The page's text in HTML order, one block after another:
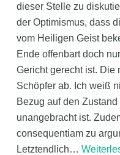
dieser Stelle zu
der Optimismus, dass
vom Heiligen Geist
Ende offenbart doch
Gericht gerecht ist. Die
Schöpfer ab. Ich weiß
Bezug auf den
unangebracht ist.
consequentiam zu
Letztendlich…